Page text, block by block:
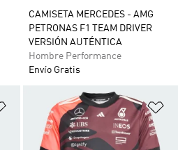
CAMISETA MERCEDES - AMG
PETRONAS F1 TEAM DRIVER
VERSIÓN AUTÉNTICA
Hombre Performance
Envío Gratis
Añadir a la lista de deseos